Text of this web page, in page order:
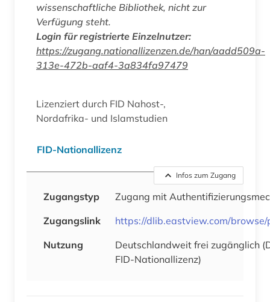
wissenschaftliche Bibliothek, nicht zur
Verfügung steht.
Login für registrierte Einzelnutzer:
https://zugang.nationallizenzen.de/han/aadd509a-
313e-472b-aaf4-3a834fa97479
Lizenziert durch FID Nahost-,
Nordafrika- und Islamstudien
FID-Nationallizenz
Infos zum Zugang
Zugangstyp
Zugang mit
Zugangslink
https://dlib.eastview.com/
Nutzung
Deutschlandweit frei zugänglich
FID-Nationallizenz)